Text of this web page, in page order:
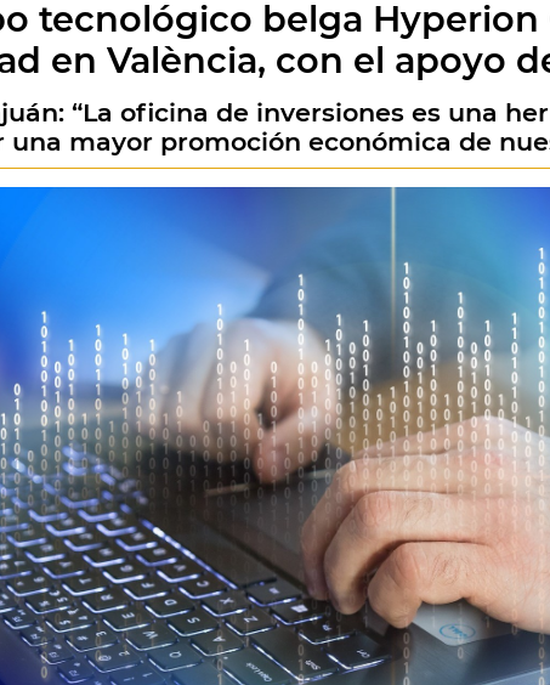
tecnológico belga
en València, con el apoyo
“La oficina de inversiones es una
una mayor promoción económica de